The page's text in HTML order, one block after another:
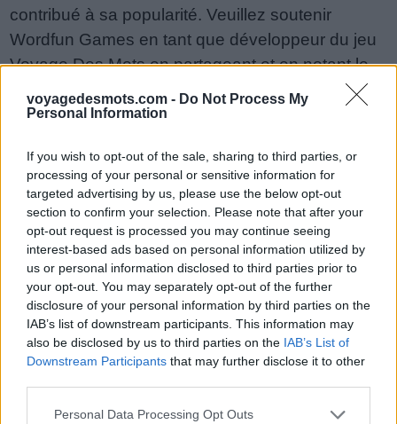
voyagedesmots.com - Do Not Process My
Personal Information
If you wish to opt-out of the sale, sharing to third parties, or
processing of your personal or sensitive information for
targeted advertising by us, please use the below opt-out
section to confirm your selection. Please note that after your
opt-out request is processed you may continue seeing
interest-based ads based on personal information utilized by
us or personal information disclosed to third parties prior to
your opt-out. You may separately opt-out of the further
disclosure of your personal information by third parties on the
IAB’s list of downstream participants. This information may
also be disclosed by us to third parties on the IAB’s List of
Downstream Participants that may further disclose it to other
Personal Data Processing Opt Outs
contribué à sa popularité. Veuillez soutenir
Wordfun Games en tant que développeur du jeu
Voyage Des Mots en partageant et en notant le
jeu avec votre liste d'amis, plus de joueurs
signifie plus de revenus pour le développeur,
pas à trouver un niveau spécifique ? Laissez un
commentaire ci-dessous et nous serons plus
qu'heureux de vous aider !
Réponses mises à jour : 2018-06-29
Entrez toutes les lettres ou le
numéro de niveau :
Entrez
toutes
Recherche
Recherche par mot connu. Entrez un
mot :